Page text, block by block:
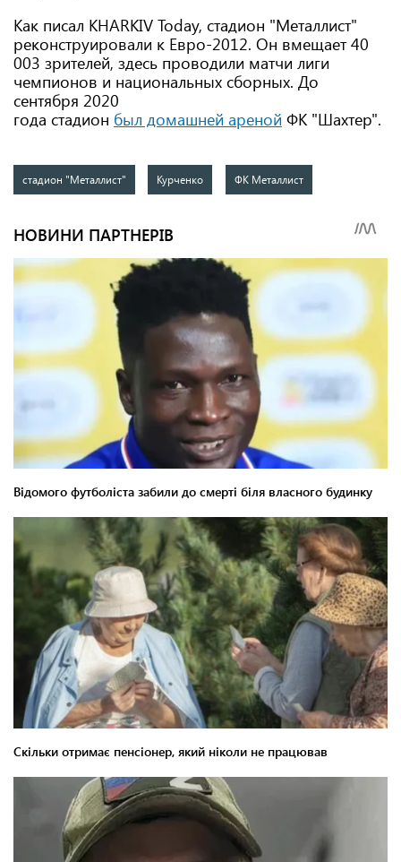
Как писал KHARKIV Today, стадион "Металлист"
реконструировали к Евро-2012. Он вмещает 40
003 зрителей, здесь проводили матчи лиги
чемпионов и национальных сборных. До
сентября 2020
года стадион был домашней ареной ФК "Шахтер".
стадион "Металлист" Курченко ФК Металлист